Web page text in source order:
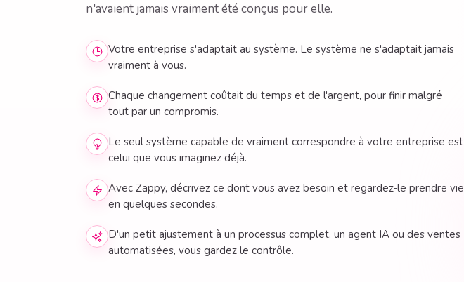
n'avaient jamais vraiment été conçus pour elle.
Votre entreprise s'adaptait au système. Le système ne s'adaptait jamais
vraiment à vous.
Chaque changement coûtait du temps et de l'argent, pour finir malgré
tout par un compromis.
Le seul système capable de vraiment correspondre à votre entreprise est
celui que vous imaginez déjà.
Avec Zappy, décrivez ce dont vous avez besoin et regardez-le prendre vie
en quelques secondes.
D'un petit ajustement à un processus complet, un agent IA ou des ventes
automatisées, vous gardez le contrôle.